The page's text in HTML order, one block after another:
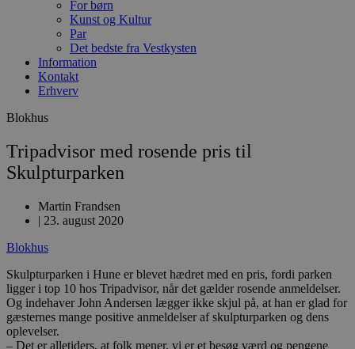
For børn
Kunst og Kultur
Par
Det bedste fra Vestkysten
Information
Kontakt
Erhverv
Blokhus
Tripadvisor med rosende pris til
Skulpturparken
Martin Frandsen
| 23. august 2020
Blokhus
Skulpturparken i Hune er blevet hædret med en pris, fordi parken
ligger i top 10 hos Tripadvisor, når det gælder rosende anmeldelser.
Og indehaver John Andersen lægger ikke skjul på, at han er glad for
gæsternes mange positive anmeldelser af skulpturparken og dens
oplevelser.
– Det er alletiders, at folk mener, vi er et besøg værd og pengene